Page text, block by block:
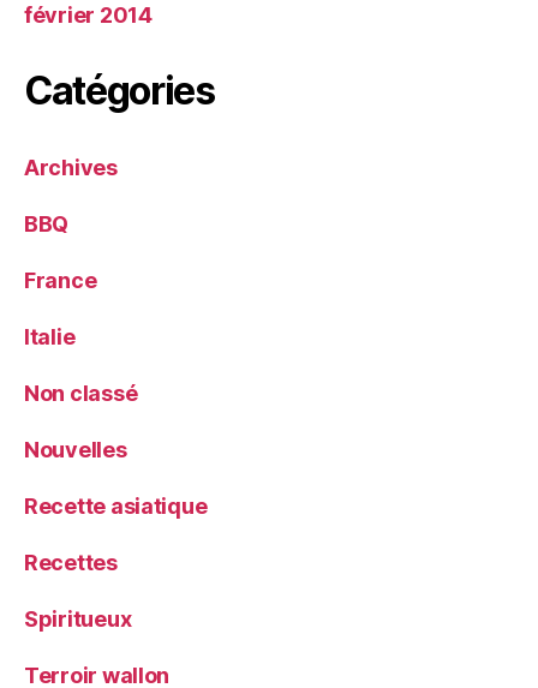
février 2014
Catégories
Archives
BBQ
France
Italie
Non classé
Nouvelles
Recette asiatique
Recettes
Spiritueux
Terroir wallon